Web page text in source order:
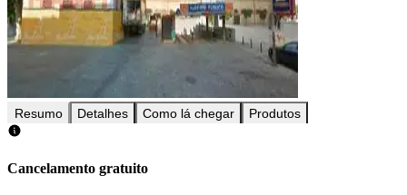
Resumo Detalhes Como lá chegar Produtos
Cancelamento gratuito